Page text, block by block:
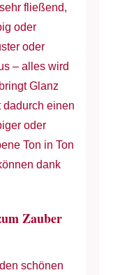
fließend,
oder
oder
– alles wird
Glanz
dadurch einen
oder
Ton in Ton
dank
Zauber
schönen